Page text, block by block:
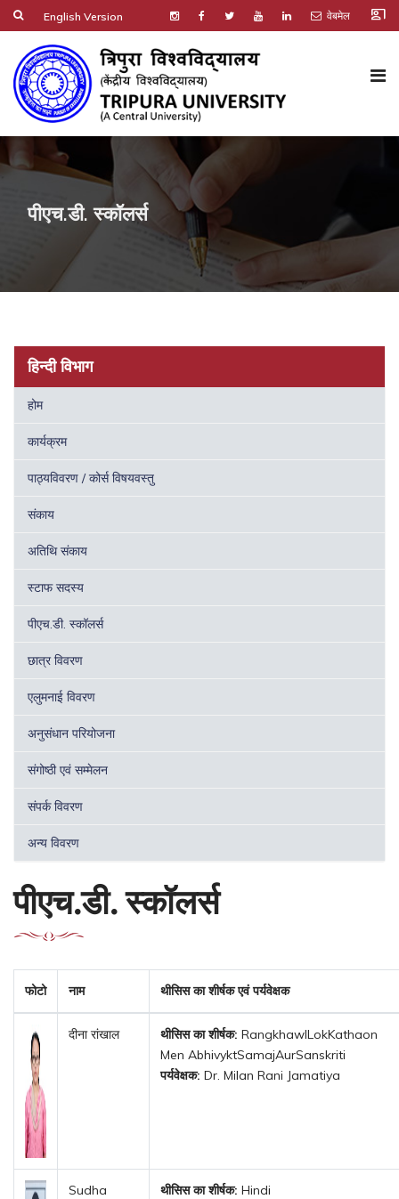
English Version वेबमेल co_present
पीएच.डी. स्कॉलर्स
हिन्दी विभाग
होम
कार्यक्रम
पाठ्यविवरण / कोर्स विषयवस्तु
संकाय
अतिथि संकाय
स्टाफ सदस्य
पीएच.डी. स्कॉलर्स
छात्र विवरण
एलुमनाई विवरण
अनुसंधान परियोजना
संगोष्ठी एवं सम्मेलन
संपर्क विवरण
अन्य विवरण
पीएच.डी. स्कॉलर्स
फोटो नाम थीसिस का शीर्षक एवं पर्यवेक्षक
दीना रांखाल थीसिस का शीर्षक: RangkhawlLokKathaon
Men AbhivyktSamajAurSanskriti
पर्यवेक्षक: Dr. Milan Rani Jamatiya
Sudha
थीसिस का शीर्षक: Hindi